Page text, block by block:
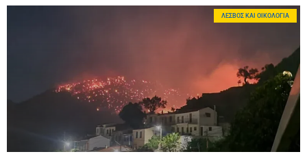
ΛΈΣΒΟΣ ΚΑΙ ΟΙΚΟΛΟΓΊΑ